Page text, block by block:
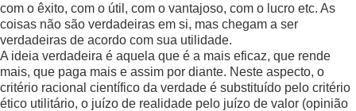
com o êxito, com o útil, com o vantajoso, com o lucro etc. As
coisas não são verdadeiras em si, mas chegam a ser
verdadeiras de acordo com sua utilidade.
A ideia verdadeira é aquela que é a mais eficaz, que rende
mais, que paga mais e assim por diante. Neste aspecto, o
critério racional científico da verdade é substituído pelo critério
ético utilitário, o juízo de realidade pelo juízo de valor (opinião